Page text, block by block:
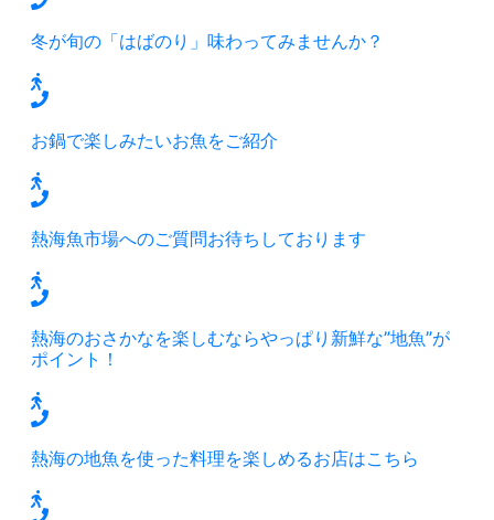
冬が旬の「はばのり」味わってみませんか？
お鍋で楽しみたいお魚をご紹介
熱海魚市場へのご質問お待ちしております
熱海のおさかなを楽しむならやっぱり新鮮な”地魚”が
ポイント！
熱海の地魚を使った料理を楽しめるお店はこちら